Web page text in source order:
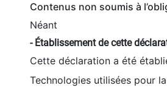
Contenus non soumis à
Néant
- Établissement de cette
Cette déclaration a été
Technologies utilisées pour